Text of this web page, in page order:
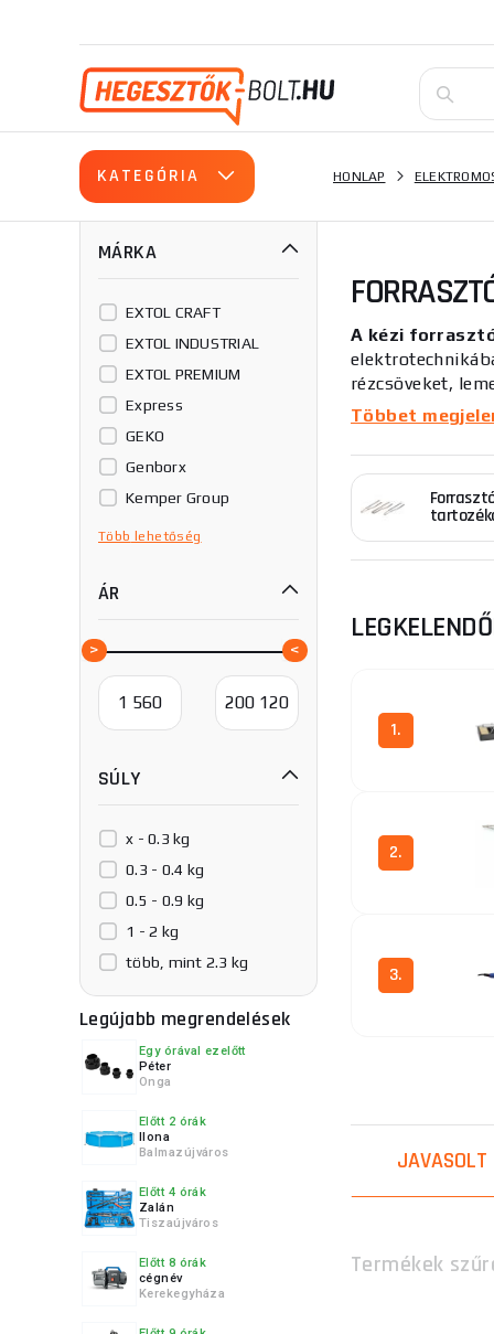
KATEGÓRIA HONLAP
MÁRKA
EXTOL CRAFT
EXTOL INDUSTRIAL
EXTOL PREMIUM
Express
GEKO
Genborx
Kemper Group
Konrád
SUGON
Stanley
TIPA
ZHONGDI
Több lehetőség
ÁR
SÚLY
x - 0.3 kg
0.3 - 0.4 kg
0.5 - 0.9 kg
1 - 2 kg
több, mint 2.3 kg
Legújabb megrendelések
Egy órával ezelőtt
Péter
Onga
Előtt 2 órák
Ilona
Balmazújváros
Előtt 4 órák
Zalán
Tiszaújváros
Előtt 8 órák
cégnév
Kerekegyháza
A kézi
rézcsöveket,
alkatrész gyors,
forrasztópáka
A forrasztópáka
bizonyulnak a
forrasztópáka
szabályozzák a
Kínálatunkban
közül mindenki
Többet
1.
2.
3.
JAVASOLT
Termékek